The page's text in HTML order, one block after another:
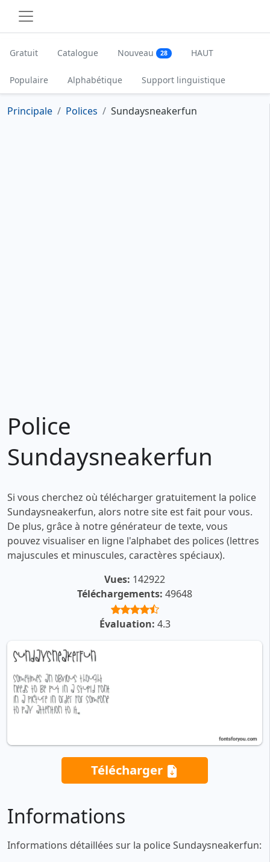
Gratuit Catalogue Nouveau 28 HAUT
Populaire Alphabétique Support linguistique
Principale Polices Sundaysneakerfun
Police
Sundaysneakerfun
Si vous cherchez où télécharger gratuitement la police
Sundaysneakerfun, alors notre site est fait pour vous.
De plus, grâce à notre générateur de texte, vous
pouvez visualiser en ligne l'alphabet des polices (lettres
majuscules et minuscules, caractères spéciaux).
Vues: 142922
Téléchargements: 49648
Évaluation: 4.3
Télécharger
Informations
Informations détaillées sur la police Sundaysneakerfun: